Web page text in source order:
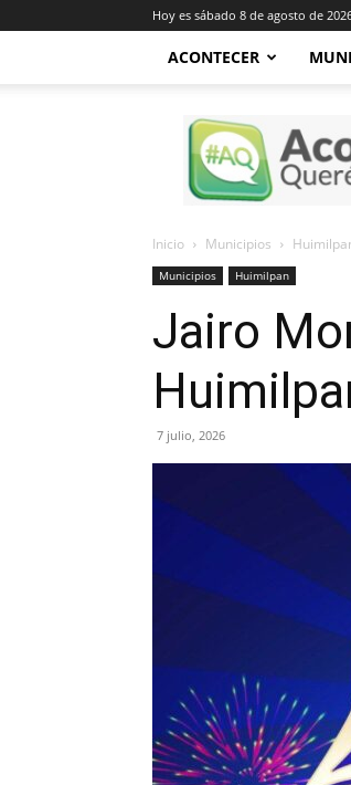
Hoy es sábado 8 de agosto de
ACONTECER
Acontecer
Querétaro
Inicio Municipios
Municipios Huimilpan
Jairo
7 julio, 2026